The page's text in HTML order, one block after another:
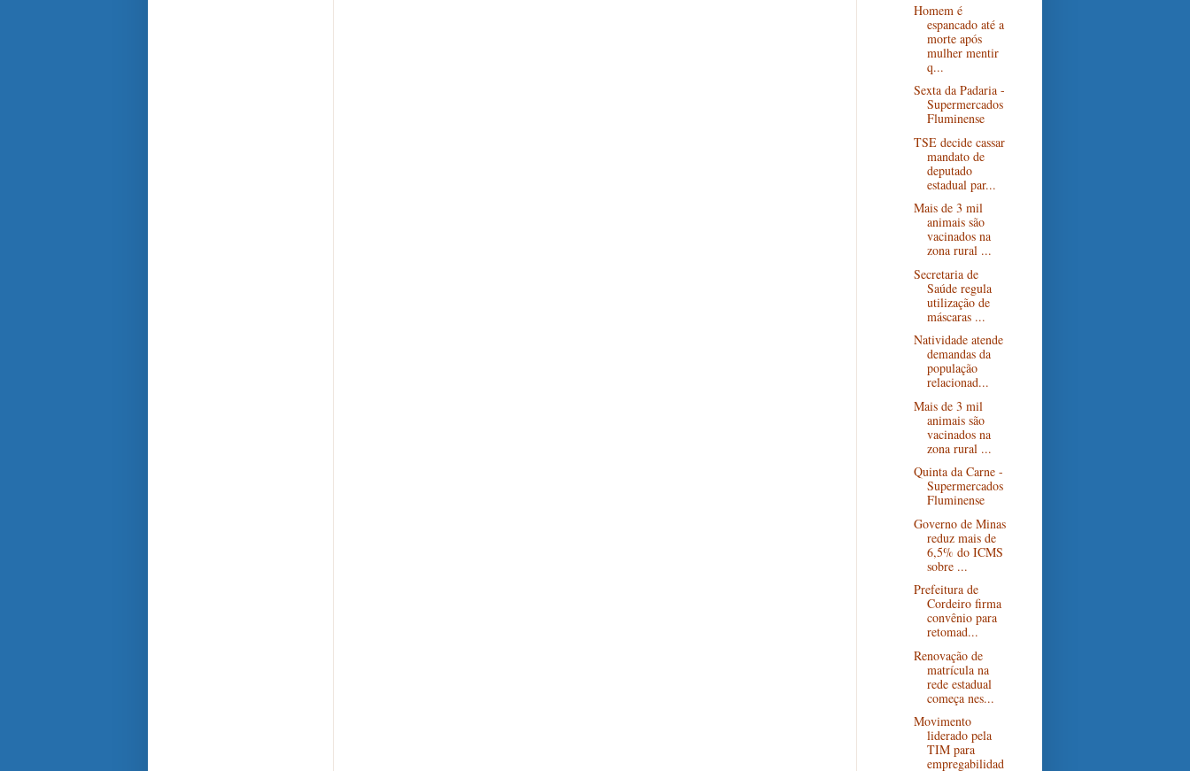
Homem é
espancado até a
morte após
mulher mentir
q...
Sexta da Padaria -
Supermercados
Fluminense
TSE decide cassar
mandato de
deputado
estadual par...
Mais de 3 mil
animais são
vacinados na
zona rural ...
Secretaria de
Saúde regula
utilização de
máscaras ...
Natividade atende
demandas da
população
relacionad...
Mais de 3 mil
animais são
vacinados na
zona rural ...
Quinta da Carne -
Supermercados
Fluminense
Governo de Minas
reduz mais de
6,5% do ICMS
sobre ...
Prefeitura de
Cordeiro firma
convênio para
retomad...
Renovação de
matrícula na
rede estadual
começa nes...
Movimento
liderado pela
TIM para
empregabilidad